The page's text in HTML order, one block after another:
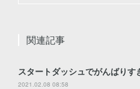
関連記事
2021.02.08 08:58